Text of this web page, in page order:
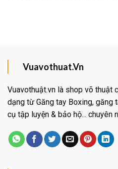
Vuavothuat.Vn
Vuavothuật.vn là shop võ thuật
dạng từ Găng tay Boxing, găng
cụ tập luyện & bảo hộ... chuyên